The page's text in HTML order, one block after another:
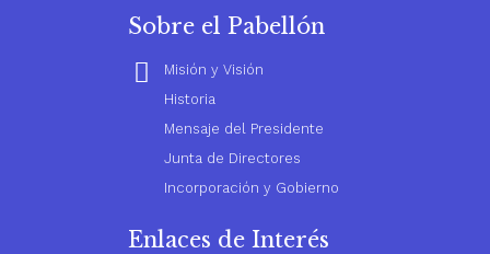
Sobre el Pabellón
Misión y Visión
Historia
Mensaje del Presidente
Junta de Directores
Incorporación y Gobierno
Enlaces de Interés